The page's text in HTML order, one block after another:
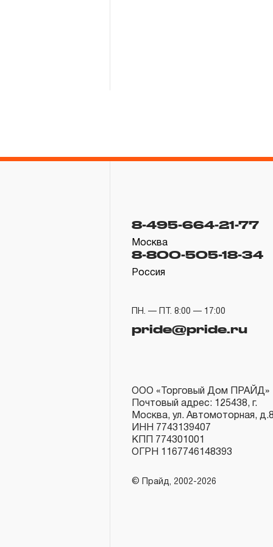
8-495-664-21-77
Москва
8-800-505-18-34
Россия
ПН. — ПТ. 8:00 — 17:00
pride@pride.ru
ООО «Торговый Дом ПРАЙД»
Почтовый адрес: 125438, г.
Москва, ул. Автомоторная,
ИНН 7743139407
КПП 774301001
ОГРН 1167746148393
© Прайд, 2002-2026